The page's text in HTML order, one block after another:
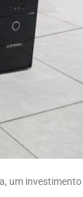
um investimento